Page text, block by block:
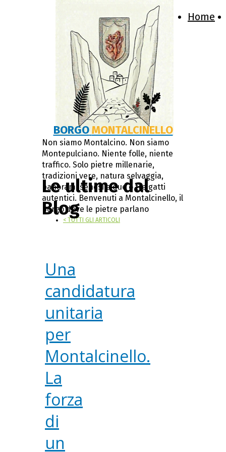
BORGO MONTALCINELLO
Non siamo Montalcino. Non siamo
Montepulciano. Niente folle, niente
traffico. Solo pietre millenarie,
tradizioni vere, natura selvaggia,
panorami senesi e due o tre gatti
autentici. Benvenuti a Montalcinello, il
borgo dove le pietre parlano
Home
< TUTTI GLI ARTICOLI
Le ultime dal
Blog
Una
candidatura
unitaria
per
Montalcinello.
La
forza
di
un